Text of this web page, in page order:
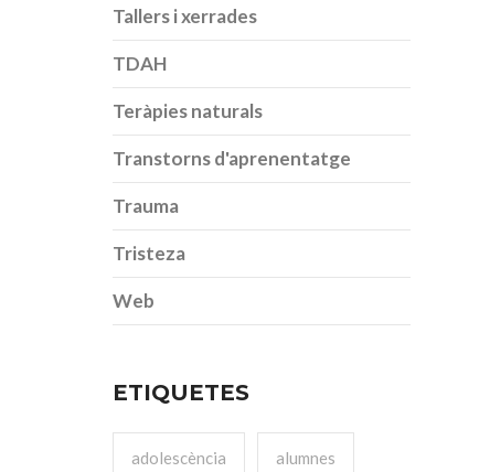
Tallers i xerrades
TDAH
Teràpies naturals
Transtorns d'aprenentatge
Trauma
Tristeza
Web
ETIQUETES
adolescència alumnes